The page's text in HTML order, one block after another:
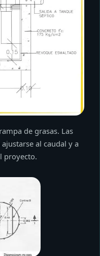
de grasas. Las
al caudal y a
proyecto.